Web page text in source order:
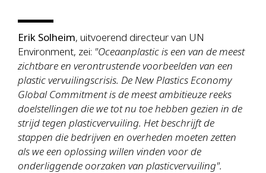
Erik Solheim, uitvoerend directeur van UN
Environment, zei: "Oceaanplastic is een van de meest
zichtbare en verontrustende voorbeelden van een
plastic vervuilingscrisis. De New Plastics Economy
Global Commitment is de meest ambitieuze reeks
doelstellingen die we tot nu toe hebben gezien in de
strijd tegen plasticvervuiling. Het beschrijft de
stappen die bedrijven en overheden moeten zetten
als we een oplossing willen vinden voor de
onderliggende oorzaken van plasticvervuiling".